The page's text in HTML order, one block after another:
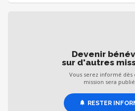
Devenir
sur d'autres
Vous serez informé dès
mission sera
RESTER